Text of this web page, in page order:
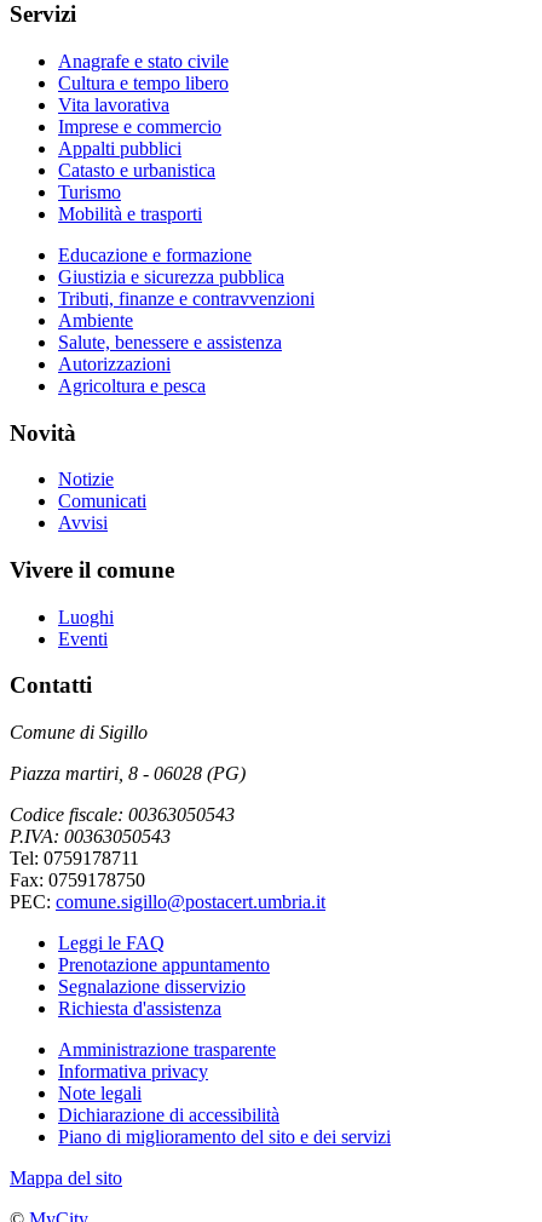
Servizi
Anagrafe e stato civile
Cultura e tempo libero
Vita lavorativa
Imprese e commercio
Appalti pubblici
Catasto e urbanistica
Turismo
Mobilità e trasporti
Educazione e formazione
Giustizia e sicurezza pubblica
Tributi, finanze e contravvenzioni
Ambiente
Salute, benessere e assistenza
Autorizzazioni
Agricoltura e pesca
Novità
Notizie
Comunicati
Avvisi
Vivere il comune
Luoghi
Eventi
Contatti
Comune di Sigillo
Piazza martiri, 8 - 06028 (PG)
Codice fiscale: 00363050543
P.IVA: 00363050543
Tel: 0759178711
Fax: 0759178750
PEC: comune.sigillo@postacert.umbria.it
Leggi le FAQ
Prenotazione appuntamento
Segnalazione disservizio
Richiesta d'assistenza
Amministrazione trasparente
Informativa privacy
Note legali
Dichiarazione di accessibilità
Piano di miglioramento del sito e dei servizi
Mappa del sito